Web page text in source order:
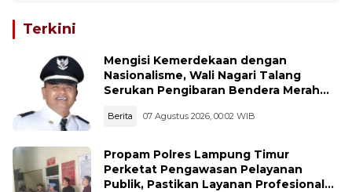
Terkini
Mengisi Kemerdekaan dengan
Nasionalisme, Wali Nagari Talang
Serukan Pengibaran Bendera Merah
Berita 07 Agustus 2026, 00:02 WIB
Propam Polres Lampung Timur
Perketat Pengawasan Pelayanan
Publik, Pastikan Layanan Profesional